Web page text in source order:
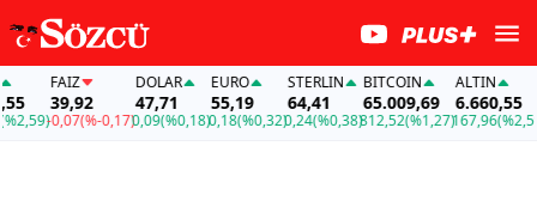
FAİZ
39,92
-0,07(%-0,17)
DOLAR
47,71
0,09(%0,18)
EURO
55,19
0,18(%0,32)
STERLIN
64,41
0,24(%0,38)
BITCOIN
65.009,69
812,52(%1,27)
ALTIN
6.660,55
167,96(%2,59)
FAİZ
-0,07